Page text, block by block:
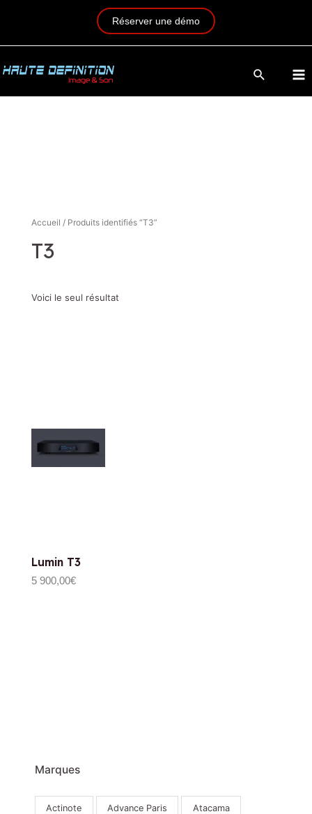
Réserver une démo
Marques
Actinote Advance Paris Atacama
Accueil / Produits identifiés “T3”
T3
Voici le seul résultat
Lumin T3
5 900,00€